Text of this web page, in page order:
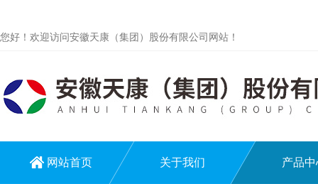
您好！欢迎访问安徽天康（集团）股份有限公司网站！
网站首页 关于我们 产品中